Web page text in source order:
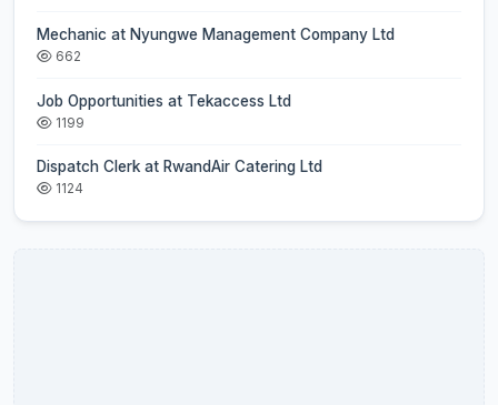
Mechanic at Nyungwe Management Company Ltd
662
Job Opportunities at Tekaccess Ltd
1199
Dispatch Clerk at RwandAir Catering Ltd
1124